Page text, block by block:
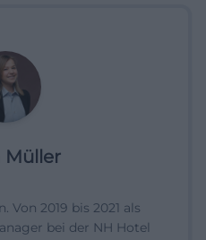
Müller
Von 2019 bis 2021 als
bei der NH Hotel